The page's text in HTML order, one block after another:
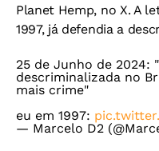
Planet Hemp, no X. A
1997, já defendia a
25 de Junho de 2024:
descriminalizada no
mais crime"
eu em 1997:
— Marcelo D2